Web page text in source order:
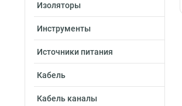
Изоляторы
Инструменты
Источники питания
Кабель
Кабель каналы